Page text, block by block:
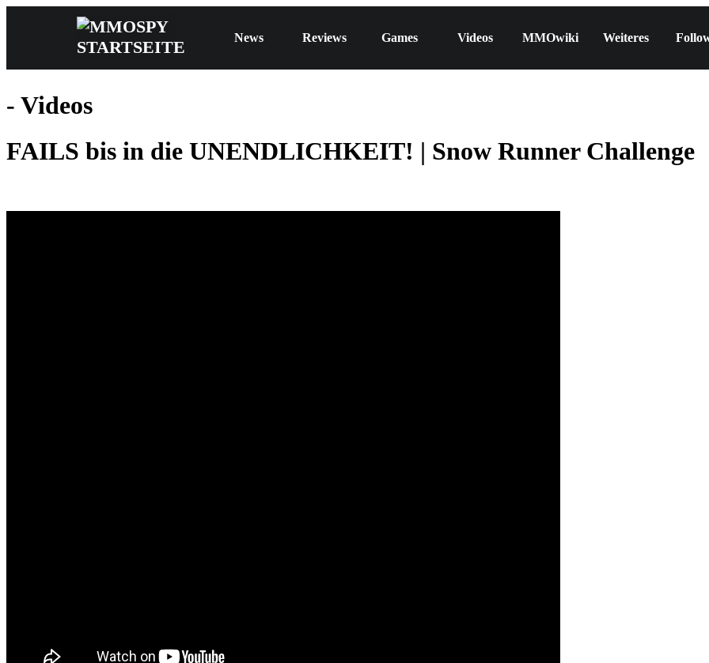
News Reviews Games Videos MMOwiki Weiteres
- Videos
FAILS bis in die UNENDLICHKEIT! | Snow Runner Challenge